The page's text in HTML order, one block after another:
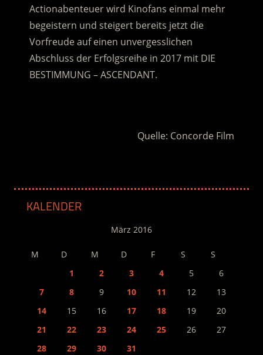
Actionabenteuer wird Kinofans einmal mehr
begeistern und steigert bereits jetzt die
Vorfreude auf einen unvergesslichen
Abschluss der Erfolgsreihe in 2017 mit DIE
BESTIMMUNG – ASCENDANT.
Quelle: Concorde Film
KALENDER
März 2016
M D M D F S
S
1
2 3 4 5
6
7
8 9 10 11 12
13
14
15 16 17 18 19
20
21
22 23 24 25 26
27
28
29 30
31